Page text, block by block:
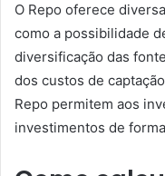
O Repo oferece
como a possibilidade
diversificação das
dos custos de
Repo permitem aos
investimentos de